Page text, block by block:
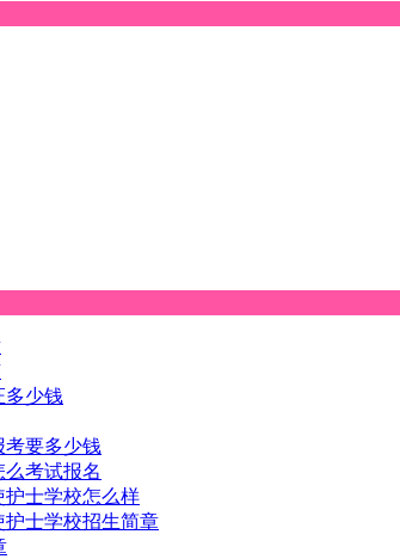
多少钱
考要多少钱
考试报名
士学校怎么样
士学校招生简章